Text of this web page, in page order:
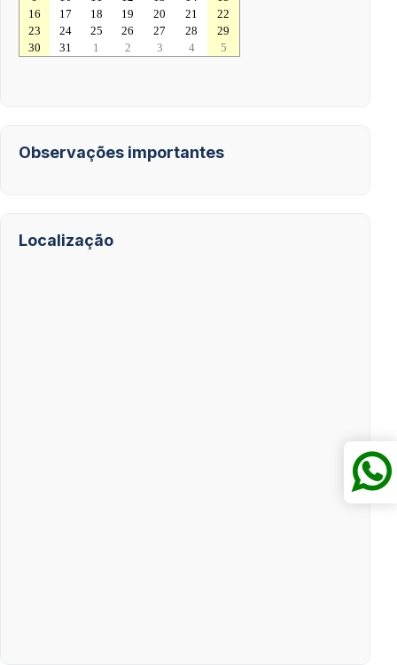
16
17 18 19 20 21
22
23
24 25 26 27 28
29
30
31 1 2 3 4 5
Observações importantes
Localização